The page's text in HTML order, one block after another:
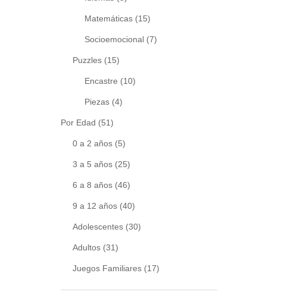
Matemáticas (15)
Socioemocional (7)
Puzzles (15)
Encastre (10)
Piezas (4)
Por Edad (51)
0 a 2 años (5)
3 a 5 años (25)
6 a 8 años (46)
9 a 12 años (40)
Adolescentes (30)
Adultos (31)
Juegos Familiares (17)